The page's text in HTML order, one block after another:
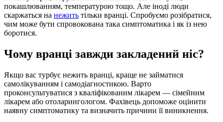
покашлюванням, температурою тощо. Але іноді люди
скаржаться на нежить тільки вранці. Спробуємо розібратися,
чим може бути спровокована така симптоматика і як із нею
боротися.
Чому вранці завжди закладений ніс?
Якщо вас турбує нежить вранці, краще не займатися
самолікуванням і самодіагностикою. Варто
проконсультуватися з кваліфікованим лікарем — сімейним
лікарем або отоларингологом. Фахівець допоможе оцінити
наявну симптоматику та визначить причини її виникнення.